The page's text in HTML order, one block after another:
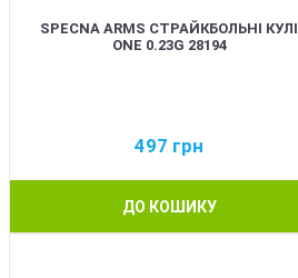
SPECNA ARMS СТРАЙКБОЛЬНІ КУЛІ
ONE 0.23G 28194
497 грн
ДО КОШИКУ